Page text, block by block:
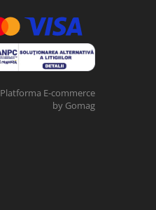
Platforma E-commerce
by Gomag